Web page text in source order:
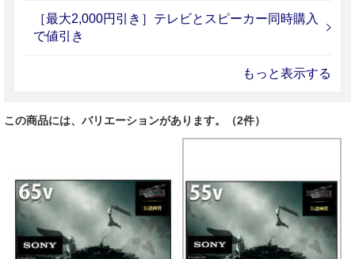
［最大2,000円引き］テレビとスピーカー同時購入
で値引き
もっと表示する
この商品には、バリエーションがあります。（2件）